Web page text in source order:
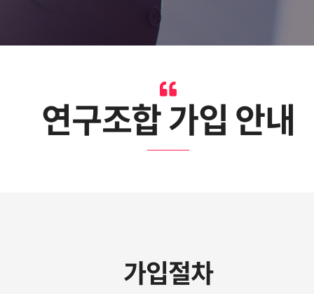
연구조합 가입 안내
가입절차